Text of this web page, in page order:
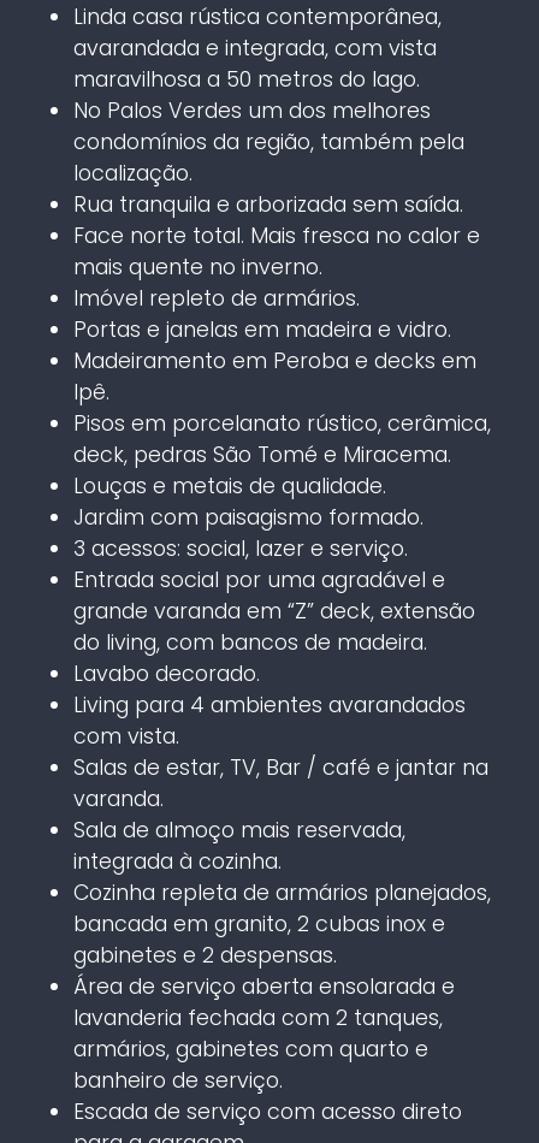
Linda casa rústica contemporânea,
avarandada e integrada, com vista
maravilhosa a 50 metros do lago.
No Palos Verdes um dos melhores
condomínios da região, também pela
localização.
Rua tranquila e arborizada sem saída.
Face norte total. Mais fresca no calor e
mais quente no inverno.
Imóvel repleto de armários.
Portas e janelas em madeira e vidro.
Madeiramento em Peroba e decks em
Ipê.
Pisos em porcelanato rústico, cerâmica,
deck, pedras São Tomé e Miracema.
Louças e metais de qualidade.
Jardim com paisagismo formado.
3 acessos: social, lazer e serviço.
Entrada social por uma agradável e
grande varanda em “Z” deck, extensão
do living, com bancos de madeira.
Lavabo decorado.
Living para 4 ambientes avarandados
com vista.
Salas de estar, TV, Bar / café e jantar na
varanda.
Sala de almoço mais reservada,
integrada à cozinha.
Cozinha repleta de armários planejados,
bancada em granito, 2 cubas inox e
gabinetes e 2 despensas.
Área de serviço aberta ensolarada e
lavanderia fechada com 2 tanques,
armários, gabinetes com quarto e
banheiro de serviço.
Escada de serviço com acesso direto